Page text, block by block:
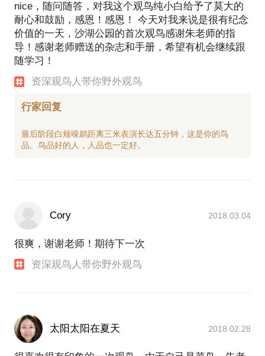
nice，随问随答，对我这个观鸟纯小白给予了莫大的
耐心和鼓励，感恩！感恩！ 今天对我来说是很有纪念
价值的一天，沙湖公园的首次观鸟感谢朱老师的指
导！感谢老师赠送的杂志和手册，希望有机会继续跟
随学习！
资深观鸟人带你野外观鸟
行家回复
最后阶段白颊噪鹛距离三米表演长达五分钟，这是你的鸟
Cory 2018.03.04
很爽，谢谢老师！期待下一次
资深观鸟人带你野外观鸟
太阳太阳在夏天 2018.02.28